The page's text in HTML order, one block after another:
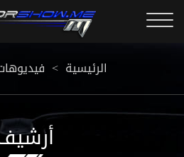
الرئيسية <